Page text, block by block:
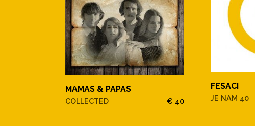
MAMAS & PAPAS
COLLECTED € 40
FESACI
JE NAM 40